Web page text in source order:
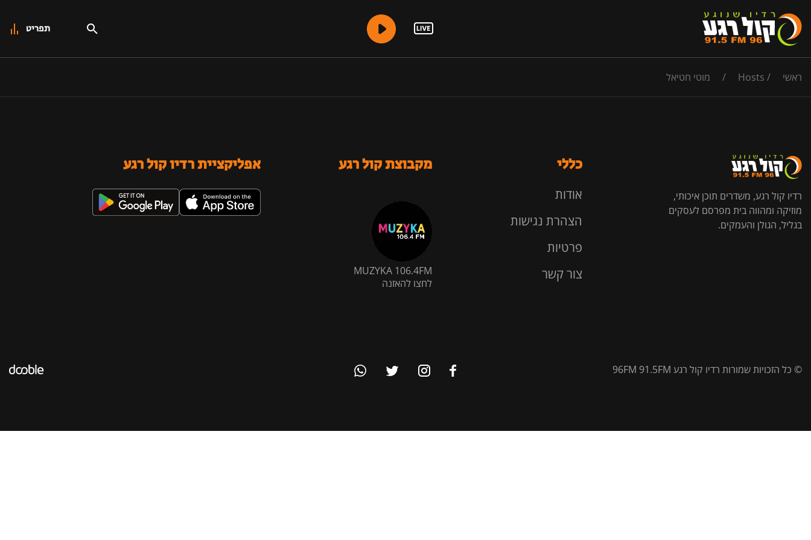
תפריט
ראשי /
Hosts
/ מוטי חטיאל
רדיו קול רגע, משדרים תוכן איכותי,
מוזיקה ומהווה בית מפרסם לעסקים
בגליל, הגולן והעמקים.
כללי
אודות
הצהרת נגישות
פרטיות
צור קשר
מקבוצת קול רגע
MUZYKA 106.4FM
לחצו להאזנה
אפליקציית רדיו קול רגע
© כל הזכויות שמורות רדיו קול רגע 96FM 91.5FM